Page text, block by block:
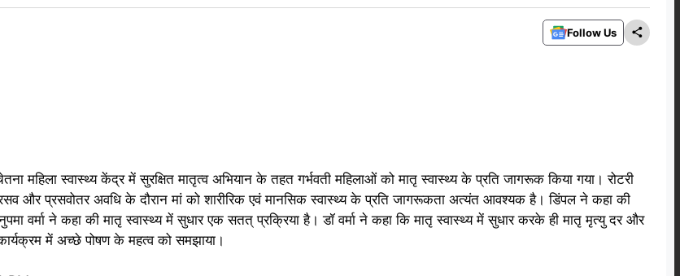
Follow Us
महिला स्वास्थ्य केंद्र में सुरक्षित मातृत्व अभियान के तहत गर्भवती महिलाओं को मातृ स्वास्थ्य के प्रति जागरूक किया गया। रोटरी
और प्रसवोतर अवधि के दौरान मां को शारीरिक एवं मानसिक स्वास्थ्य के प्रति जागरूकता अत्यंत आवश्यक है। डिंपल ने कहा की
वर्मा ने कहा की मातृ स्वास्थ्य में सुधार एक सतत् प्रक्रिया है। डॉ वर्मा ने कहा कि मातृ स्वास्थ्य में सुधार करके ही मातृ मृत्यु दर और
में अच्छे पोषण के महत्व को समझाया।